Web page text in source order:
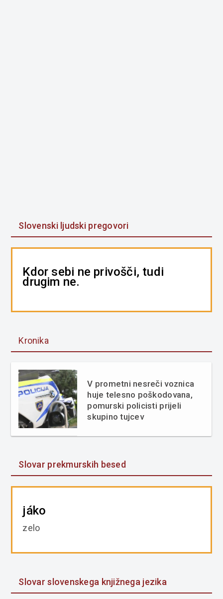
Slovenski ljudski pregovori
Kdor sebi ne privošči, tudi
drugim ne.
Kronika
V prometni nesreči voznica
huje telesno poškodovana,
pomurski policisti prijeli
skupino tujcev
Slovar prekmurskih besed
jáko
zelo
Slovar slovenskega knjižnega jezika